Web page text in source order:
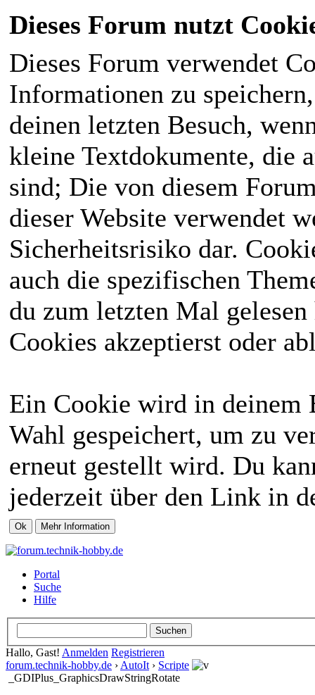
Dieses Forum nutzt
Dieses Forum verwendet
Informationen zu
deinen letzten Besuch,
kleine Textdokumente, die
sind; Die von diesem
dieser Website verwendet
Sicherheitsrisiko dar.
auch die spezifischen
du zum letzten Mal
Cookies akzeptierst oder
Ein Cookie wird in deinem
Wahl gespeichert, um zu
erneut gestellt wird. Du
jederzeit über den Link in
Portal
Suche
Hilfe
Hallo, Gast! Anmelden Registrieren
forum.technik-hobby.de › AutoIt › Scripte
_GDIPlus_GraphicsDrawStringRotate